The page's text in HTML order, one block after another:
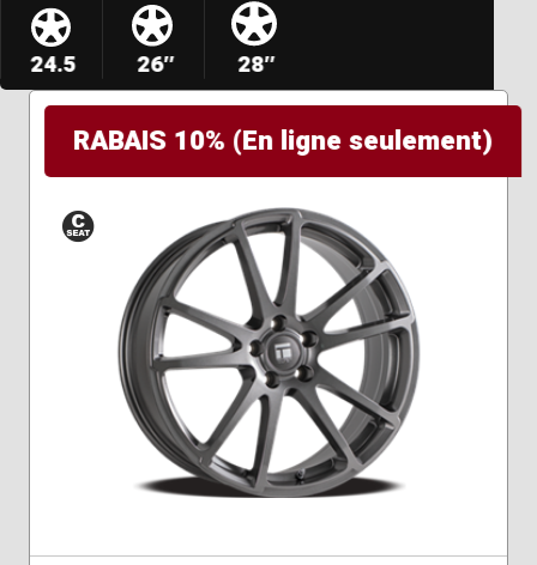
24.5 26″ 28″
RABAIS 10% (En ligne seulement)
Siège
conique